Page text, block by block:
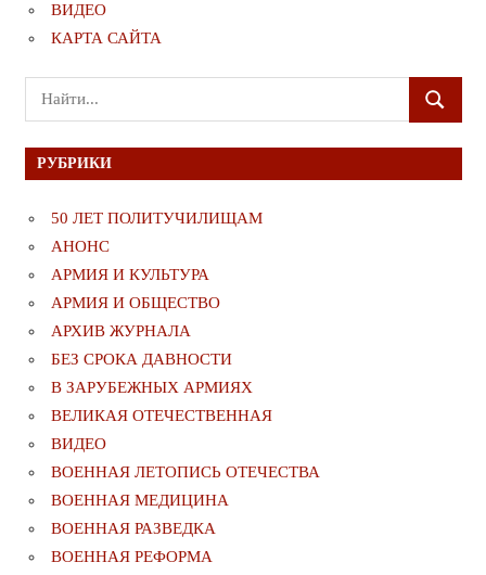
ВИДЕО
КАРТА САЙТА
Поиск
для:
ПОИСК
РУБРИКИ
50 ЛЕТ ПОЛИТУЧИЛИЩАМ
АНОНС
АРМИЯ И КУЛЬТУРА
АРМИЯ И ОБЩЕСТВО
АРХИВ ЖУРНАЛА
БЕЗ СРОКА ДАВНОСТИ
В ЗАРУБЕЖНЫХ АРМИЯХ
ВЕЛИКАЯ ОТЕЧЕСТВЕННАЯ
ВИДЕО
ВОЕННАЯ ЛЕТОПИСЬ ОТЕЧЕСТВА
ВОЕННАЯ МЕДИЦИНА
ВОЕННАЯ РАЗВЕДКА
ВОЕННАЯ РЕФОРМА